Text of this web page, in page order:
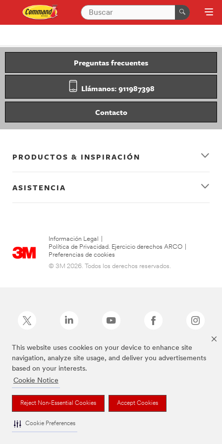
This website uses cookies on your device to enhance site
navigation, analyze site usage, and deliver you advertisements
based on your interests.
Cookie Notice
Reject Non-Essential Cookies Accept Cookies
Cookie Preferences
Preguntas frecuentes
Llámanos: 911987398
Contacto
PRODUCTOS & INSPIRACIÓN
ASISTENCIA
Información Legal
Política de Privacidad. Ejercicio derechos ARCO
Preferencias de cookies
© 3M 2026. Todos los derechos reservados.
La marca Command es una marca comercial de 3M.